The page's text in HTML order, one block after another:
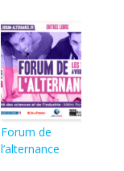
Forum de
l’alternance